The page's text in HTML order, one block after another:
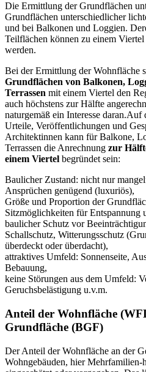
Die Ermittlung der Grundflächen
Grundflächen unterschiedlicher
und bei Balkonen und Loggien.
Teilflächen können zu einem
werden.
Bei der Ermittlung der Wohnfläche
Grundflächen von Balkonen,
Terrassen mit einem Viertel den
auch höchstens zur Hälfte
naturgemäß ein Interesse
Urteile, Veröffentlichungen und
Architektinnen kann für Balkone,
Terrassen die Anrechnung zur
einem Viertel begründet sein:
Baulicher Zustand: nicht nur
Ansprüchen genügend (luxuriös),
Größe und Proportion der
Sitzmöglichkeiten für Entspannung
baulicher Schutz vor
Schallschutz, Witterungsschutz
überdeckt oder überdacht),
attraktives Umfeld: Sonnenseite,
Bebauung,
keine Störungen aus dem Umfeld:
Geruchsbelästigung u.v.m.
Anteil der Wohnfläche
Grundfläche (BGF)
Der Anteil der Wohnfläche an der
Wohngebäuden, hier Mehrfamilien-